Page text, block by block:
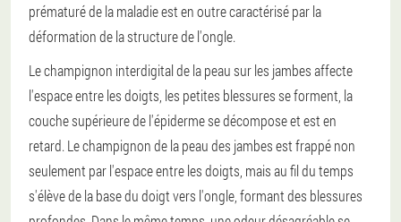
prématuré de la maladie est en outre caractérisé par la
déformation de la structure de l'ongle.
Le champignon interdigital de la peau sur les jambes affecte
l'espace entre les doigts, les petites blessures se forment, la
couche supérieure de l'épiderme se décompose et est en
retard. Le champignon de la peau des jambes est frappé non
seulement par l'espace entre les doigts, mais au fil du temps
s'élève de la base du doigt vers l'ongle, formant des blessures